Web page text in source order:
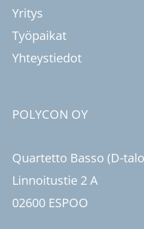
Yritys
Työpaikat
Yhteystiedot
POLYCON OY
Quartetto Basso (D-
Linnoitustie 2 A
02600 ESPOO